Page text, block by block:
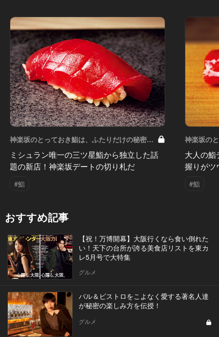
神楽坂のとっておき鮨は、ふたりだけの秘密
ミシュラン唯一の三ツ星鮨から独立した話
題の新店！神楽坂デートの切り札だ
#鮨
神楽坂の
Vol.5
大人の鮨
握りがツ
#鮨
おすすめ記事
【祝！万博開幕】大阪行くなら食い倒れた
い！天下の台所が誇る美食店リストを東カ
レ5月号で大特集
グルメ
バル＆ビストロをこよなく愛する著名人達
が秘密の楽しみ方を伝授！
グルメ